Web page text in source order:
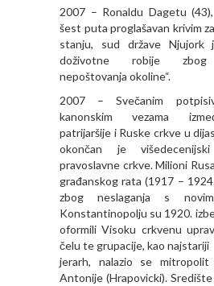
2007 – Ronaldu Dagetu
šest puta proglašavan krivim
stanju, sud države Njujork
doživotne robije zbog
nepoštovanja okoline“.
2007 – Svečanim
kanonskim vezama
patrijaršije i Ruske crkve u
okončan je
pravoslavne crkve. Milioni
građanskog rata (1917 –
zbog neslaganja s
Konstantinopolju su 1920.
oformili Visoku crkvenu
čelu te grupacije, kao najstariji
jerarh, nalazio se
Antonije (Hrapovicki).